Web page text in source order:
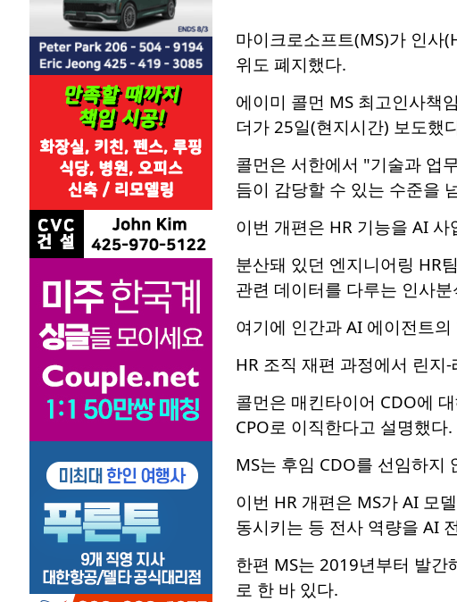
마이크로소프트(MS)가 인사
위도 폐지했다.
에이미 콜먼 MS 최고인사책
더가 25일(현지시간) 보도했
콜먼은 서한에서 "기술과 업
듬이 감당할 수 있는 수준을
이번 개편은 HR 기능을 AI
분산돼 있던 엔지니어링 HR
관련 데이터를 다루는 인사
여기에 인간과 AI 에이전트
HR 조직 재편 과정에서 린지
콜먼은 매킨타이어 CDO에
CPO로 이직한다고 설명했다.
MS는 후임 CDO를 선임하지
이번 HR 개편은 MS가 AI 모
동시키는 등 전사 역량을 AI
한편 MS는 2019년부터 발간
로 한 바 있다.